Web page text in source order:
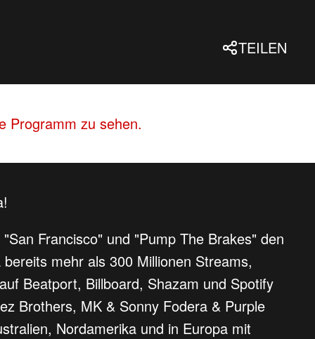
TEILEN
Programm zu sehen.
Francisco" und "Pump The Brakes" den
mehr als 300 Millionen Streams,
Beatport, Billboard, Shazam und Spotify
Brothers, MK & Sonny Fodera & Purple
Nordamerika und in Europa mit